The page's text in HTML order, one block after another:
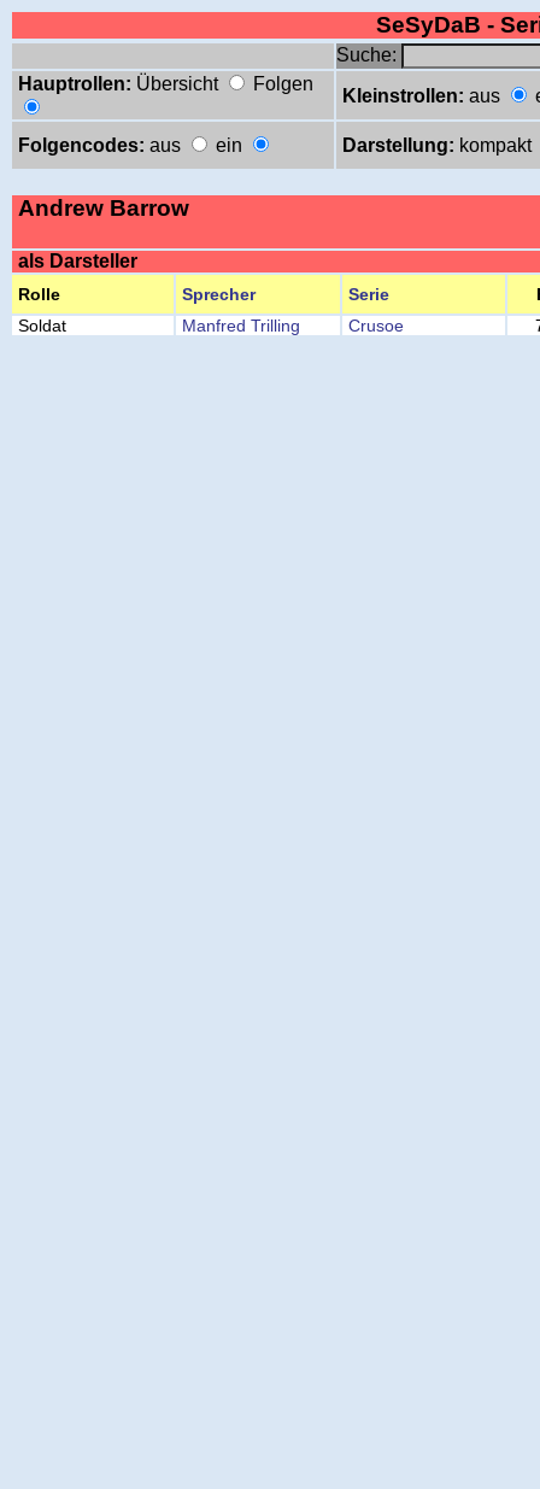
SeSyDaB -
Suche:
Hauptrollen: Übersicht Folgen
Kleinstrollen: aus
Folgencodes: aus ein Darstellung: kompakt
Andrew Barrow
als Darsteller
Rolle Sprecher Serie
Soldat
Manfred Trilling Crusoe